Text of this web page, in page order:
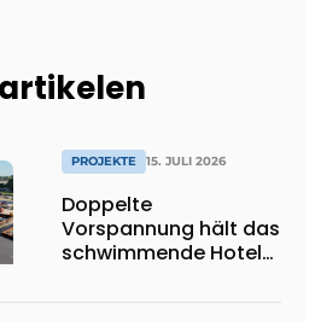
PROJEKTE 15. JULI 2026
Doppelte
Vorspannung hält das
schwimmende Hotel